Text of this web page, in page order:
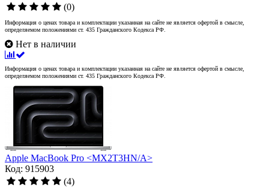
(0)
Информация о ценах товара и комплектации указанная на сайте не является офертой в смысле,
определяемом положениями ст. 435 Гражданского Кодекса РФ.
Нет в наличии
Информация о ценах товара и комплектации указанная на сайте не является офертой в смысле,
определяемом положениями ст. 435 Гражданского Кодекса РФ.
Apple MacBook Pro <MX2T3HN/A>
Код: 915903
(4)